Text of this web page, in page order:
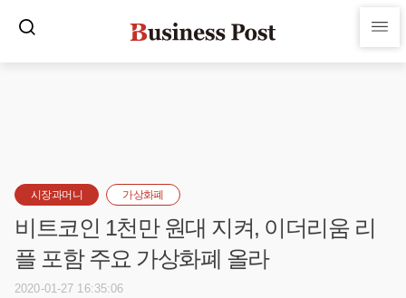
시장과머니 가상화폐
비트코인 1천만 원대 지켜, 이더리움 리
플 포함 주요 가상화폐 올라
2020-01-27 16:35:06